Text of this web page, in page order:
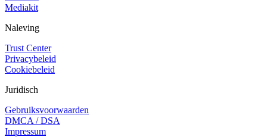
Mediakit
Naleving
Trust Center
Privacybeleid
Cookiebeleid
Juridisch
Gebruiksvoorwaarden
DMCA / DSA
Impressum